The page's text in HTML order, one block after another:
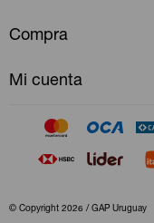
Compra
Mi cuenta
© Copyright 2026 / GAP Uruguay